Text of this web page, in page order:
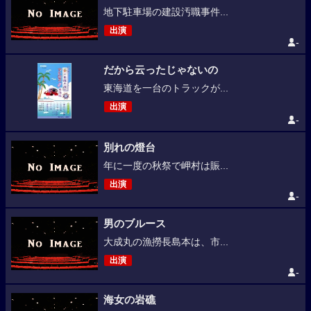
地下駐車場の建設汚職事件...
出演
-
だから云ったじゃないの
東海道を一台のトラックが...
出演
-
別れの燈台
年に一度の秋祭で岬村は賑...
出演
-
男のブルース
大成丸の漁撈長島本は、市...
出演
-
海女の岩礁